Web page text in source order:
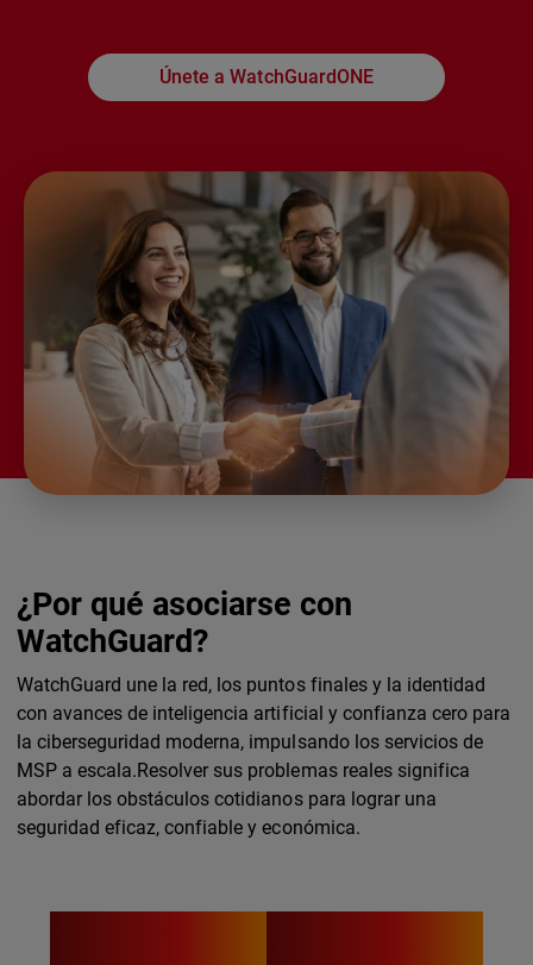
Únete a WatchGuardONE
¿Por qué asociarse con
WatchGuard?
WatchGuard une la red, los puntos finales y la identidad
con avances de inteligencia artificial y confianza cero para
la ciberseguridad moderna, impulsando los servicios de
MSP a escala.Resolver sus problemas reales significa
abordar los obstáculos cotidianos para lograr una
seguridad eficaz, confiable y económica.